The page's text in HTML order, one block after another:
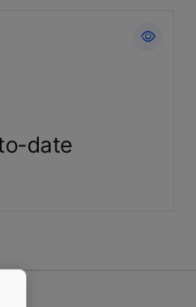
date
lift toekomstbestendig